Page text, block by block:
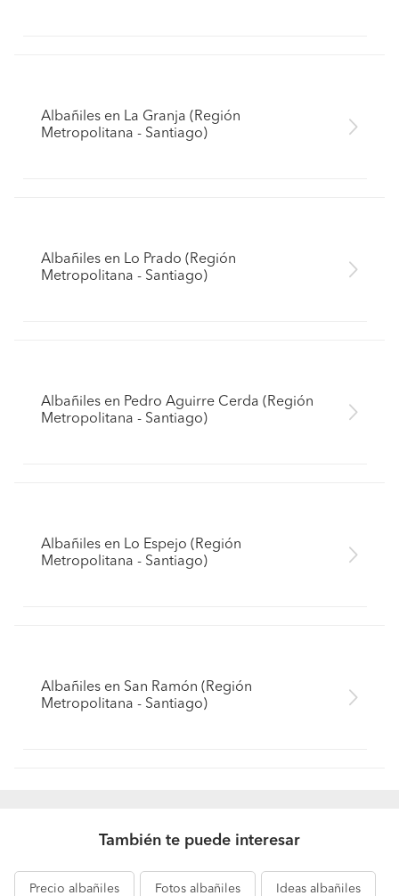
Albañiles en La Granja (Región
Metropolitana - Santiago)
Albañiles en Lo Prado (Región
Metropolitana - Santiago)
Albañiles en Pedro Aguirre Cerda (Región
Metropolitana - Santiago)
Albañiles en Lo Espejo (Región
Metropolitana - Santiago)
Albañiles en San Ramón (Región
Metropolitana - Santiago)
También te puede interesar
Precio albañiles Fotos albañiles Ideas albañiles